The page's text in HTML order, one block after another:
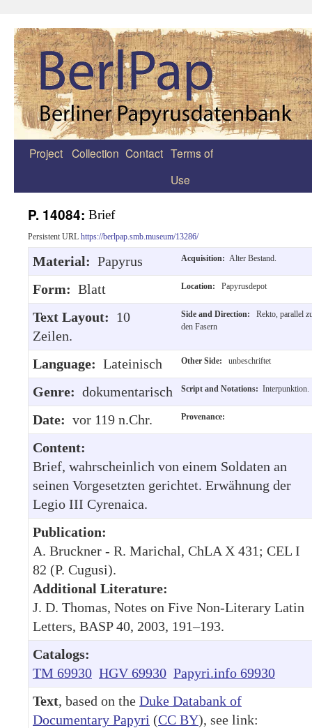
Zum
Project Collection Contact Terms of
Use
P. 14084: Brief
Persistent URL https://berlpap.smb.museum/13286/
Material: Papyrus Acquisition: Alter Bestand.
Form: Blatt Location: Papyrusdepot
Text Layout: 10
Zeilen.
Side and Direction:
Rekto, parallel
den Fasern
Language: Lateinisch Other Side: unbeschriftet
Genre: dokumentarisch Script and Notations: Interpunktion.
Date: vor 119 n.Chr. Provenance:
Content:
Brief, wahrscheinlich von einem Soldaten an
seinen Vorgesetzten gerichtet. Erwähnung der
Legio III Cyrenaica.
Publication:
A. Bruckner - R. Marichal, ChLA X 431; CEL I
82 (P. Cugusi).
Additional Literature:
J. D. Thomas, Notes on Five Non-Literary Latin
Letters, BASP 40, 2003, 191–193.
Catalogs:
TM 69930 HGV 69930 Papyri.info 69930
Text, based on the Duke Databank of
Documentary Papyri (CC BY), see link: